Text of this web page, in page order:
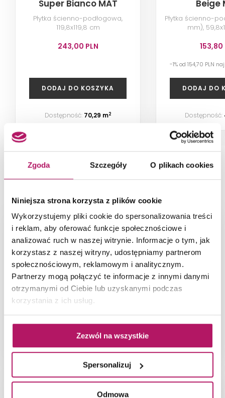
Zgoda Szczegóły O plikach cookies
Niniejsza strona korzysta z plików cookie
Wykorzystujemy pliki cookie do spersonalizowania treści
i reklam, aby oferować funkcje społecznościowe i
analizować ruch w naszej witrynie. Informacje o tym, jak
korzystasz z naszej witryny, udostępniamy partnerom
społecznościowym, reklamowym i analitycznym.
Partnerzy mogą połączyć te informacje z innymi danymi
otrzymanymi od Ciebie lub uzyskanymi podczas
korzystania z ich usług.
Zezwól na wszystkie
Spersonalizuj
Odmowa
Super Bianco MAT
Płytka ścienno-podłogowa,
119,8x119,8 cm
243,00 PLN
DODAJ DO KOSZYKA
Dostępność: 70,29 m2
Beige
Płytka ścienno-
mm),
153,80
-1% od 154,70 PLN
DODAJ DO
Dostępność:
PRODUKT NA ZDJĘCIACH
Retro kuchnia w brązowo-beżowych kaflach